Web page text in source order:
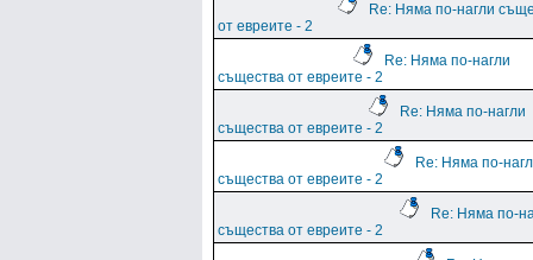
Re: Няма по-нагли
от евреите - 2
Re: Няма по-нагли
същества от евреите - 2
Re: Няма по-нагли
същества от евреите - 2
Re: Няма по-
същества от евреите - 2
Re: Няма по-
същества от евреите - 2